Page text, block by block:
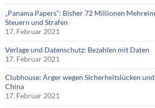
„Panama Papers“: Bisher 72 Millionen
Steuern und Strafen
17. Februar 2021
Verlage und Datenschutz: Bezahlen mit Daten
17. Februar 2021
Clubhouse: Ärger wegen Sicherheitslücken
China
17. Februar 2021